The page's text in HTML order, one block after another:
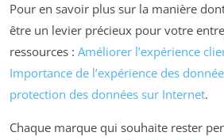
Pour en savoir plus sur la manière
être un levier précieux pour votre
ressources : Améliorer l’expérience
Importance de l’expérience des
protection des données sur Internet.
Chaque marque qui souhaite rester